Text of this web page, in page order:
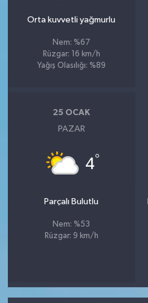
Orta kuvvetli yağmurlu
Nem: %67
Rüzgar: 16 km/h
Yağış Olasılığı: %89
25 OCAK
PAZAR
4°
Parçalı Bulutlu
Nem: %53
Rüzgar: 9 km/h